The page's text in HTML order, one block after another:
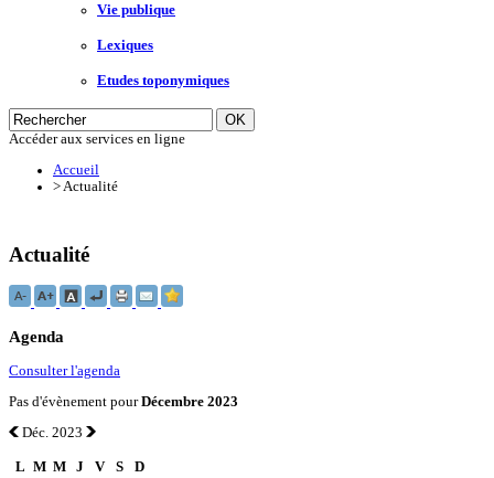
Vie publique
Lexiques
Etudes toponymiques
Accéder aux services en ligne
Accueil
> Actualité
Actualité
Agenda
Consulter l'agenda
Pas d'évènement pourDécembre 2023
Déc. 2023
L M M J V S
D